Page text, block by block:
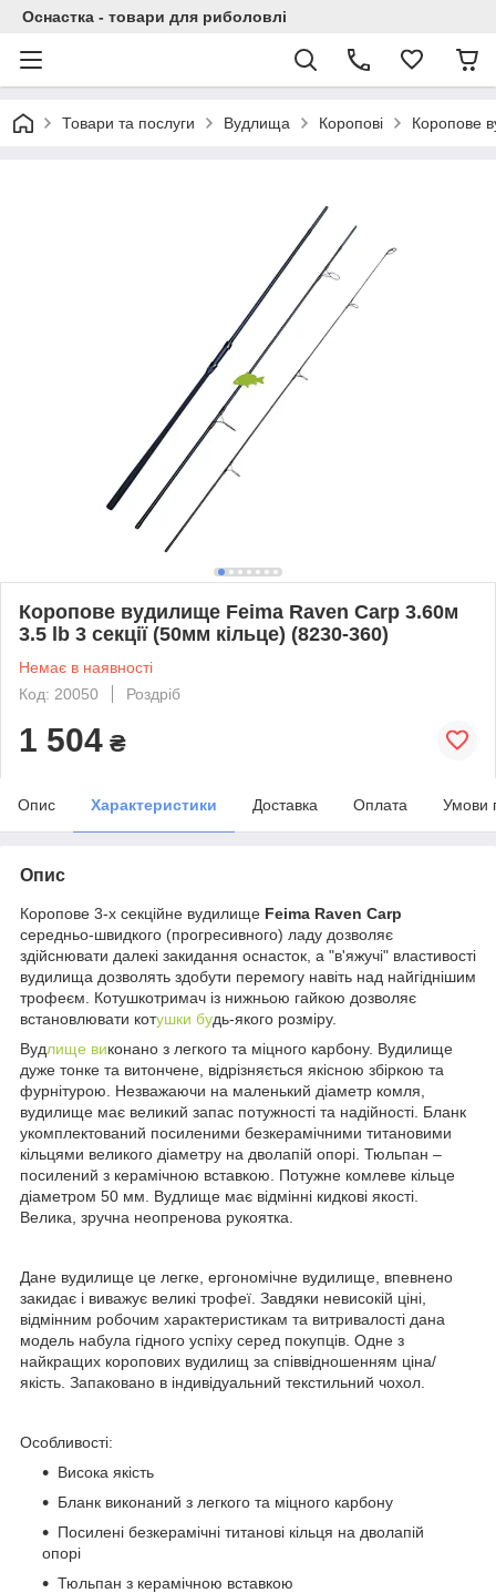
Оснастка - товари для риболовлі
Товари та послуги Вудлища Коропові Коропове
Коропове вудилище Feima Raven Carp 3.60м
3.5 lb 3 секції (50мм кільце) (8230-360)
Немає в наявності
Код: 20050
Роздріб
1 504 ₴
Опис Характеристики Доставка Оплата Умови
Опис
Коропове 3-х секційне вудилище Feima Raven Carp
середньо-швидкого (прогресивного) ладу дозволяє
здійснювати далекі закидання оснасток, а "в'яжучі" властивості
вудилища дозволять здобути перемогу навіть над найгіднішим
трофеєм. Котушкотримач із нижньою гайкою дозволяє
встановлювати котушки будь-якого розміру.
Вудлище виконано з легкого та міцного карбону. Вудилище
дуже тонке та витончене, відрізняється якісною збіркою та
фурнітурою. Незважаючи на маленький діаметр комля,
вудилище має великий запас потужності та надійності. Бланк
укомплектований посиленими безкерамічними титановими
кільцями великого діаметру на дволапій опорі. Тюльпан –
посилений з керамічною вставкою. Потужне комлеве кільце
діаметром 50 мм. Вудлище має відмінні кидкові якості.
Велика, зручна неопренова рукоятка.
Дане вудилище це легке, ергономічне вудилище, впевнено
закидає і виважує великі трофеї. Завдяки невисокій ціні,
відмінним робочим характеристикам та витривалості дана
модель набула гідного успіху серед покупців. Одне з
найкращих коропових вудилищ за співвідношенням ціна/
якість. Запаковано в індивідуальний текстильний чохол.
Особливості:
Висока якість
Бланк виконаний з легкого та міцного карбону
Посилені безкерамічні титанові кільця на дволапій
опорі
Тюльпан з керамічною вставкою